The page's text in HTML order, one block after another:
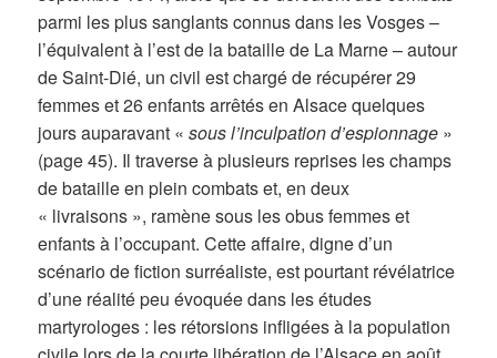
parmi les plus sanglants connus dans les Vosges –
l’équivalent à l’est de la bataille de La Marne – autour
de Saint-Dié, un civil est chargé de récupérer 29
femmes et 26 enfants arrêtés en Alsace quelques
jours auparavant «sous l’inculpation d’espionnage »
(page 45). Il traverse à plusieurs reprises les champs
de bataille en plein combats et, en deux
« livraisons », ramène sous les obus femmes et
enfants à l’occupant. Cette affaire, digne d’un
scénario de fiction surréaliste, est pourtant révélatrice
d’une réalité peu évoquée dans les études
martyrologes : les rétorsions infligées à la population